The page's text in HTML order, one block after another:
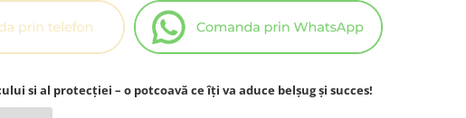
si al protecției – o potcoavă ce îți va aduce belșug și succes!